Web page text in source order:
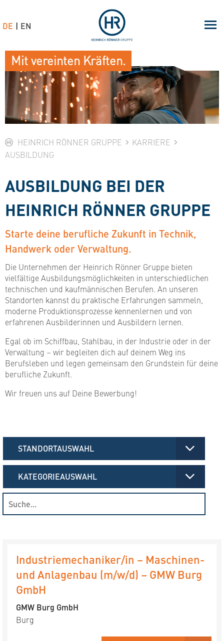
HEINRICH RÖNNER GRUPPE
KARRIERE
AUSBILDUNG
AUSBILDUNG BEI DER
HEINRICH RÖNNER GRUPPE
Starte deine berufliche Zukunft in Technik,
Handwerk oder Verwaltung.
Die Unternehmen der Heinrich Rönner Gruppe bieten
vielfältige Ausbildungsmöglichkeiten in unterschiedlichen
technischen und kaufmännischen Berufen. An unseren
Standorten kannst du praktische Erfahrungen sammeln,
moderne Produktionsprozesse kennenlernen und von
erfahrenen Ausbilderinnen und Ausbildern lernen.
Egal ob im Schiffbau, Stahlbau, in der Industrie oder in der
Verwaltung – wir begleiten dich auf deinem Weg ins
Berufsleben und legen gemeinsam den Grundstein für deine
berufliche Zukunft.
Wir freuen uns auf Deine Bewerbung!
STANDORTAUSWAHL
KATEGORIEAUSWAHL
Industriemechaniker/in – Maschinen-
und Anlagenbau (m/w/d) – GMW Burg
GmbH
GMW Burg GmbH
Burg
Mit vereinten Kräften.
DE EN